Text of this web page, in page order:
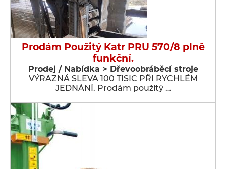
Prodám Použitý Katr PRU 570/8 plně
funkční.
Prodej / Nabídka > Dřevoobráběcí stroje
VÝRAZNÁ SLEVA 100 TISIC PŘI RYCHLÉM
JEDNÁNÍ. Prodám použitý …